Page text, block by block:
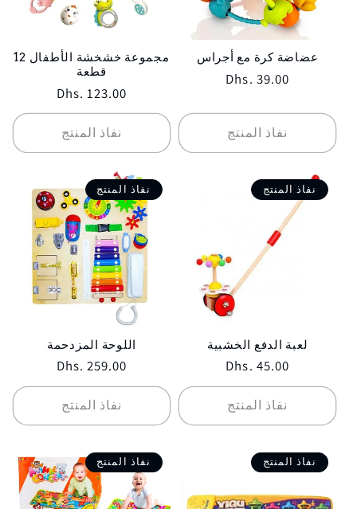
مجموعة خشخشة الأطفال 12
قطعة
Regular
price
Dhs. 123.00
نفاذ المنتج
عضاضة كرة مع أجراس
Regular
Dhs. 39.00
نفاذ المنتج
نفاذ المنتج
اللوحة المزدحمة
Regular
price
Dhs. 259.00
نفاذ المنتج
نفاذ المنتج
لعبة الدفع الخشبية
Regular
price
Dhs. 45.00
نفاذ المنتج
نفاذ المنتج نفاذ المنتج